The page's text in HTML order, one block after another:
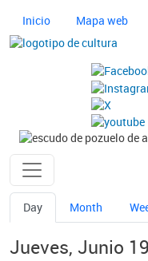
Inicio Mapa web
Imagen
Imagen
Ayuntamiento de Pozuelo
Solapas
Day Month
Jueves, Junio